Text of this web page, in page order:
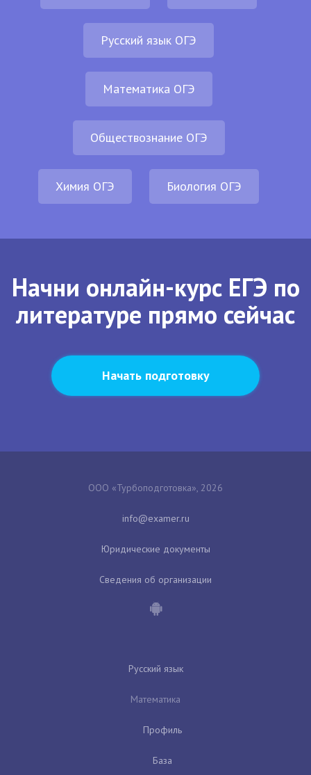
Русский язык ОГЭ
Математика ОГЭ
Обществознание ОГЭ
Химия ОГЭ Биология ОГЭ
Начни онлайн-курс ЕГЭ по
литературе прямо сейчас
Начать подготовку
ООО «Турбоподготовка», 2026
Юридические документы
Сведения об организации
Русский язык
Математика
Профиль
База